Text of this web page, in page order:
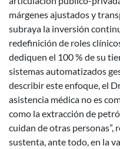
márgenes ajustados y
subraya la inversión
redefinición de roles
dediquen el 100 % de su
sistemas automatizados
describir este enfoque, el
asistencia médica no es
como la extracción de
cuidan de otras personas”,
sustenta, ante todo, en la